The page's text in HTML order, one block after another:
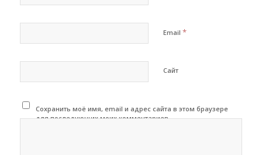
Email *
Сайт
Сохранить моё имя, email и адрес сайта в этом браузере
для последующих моих комментариев.